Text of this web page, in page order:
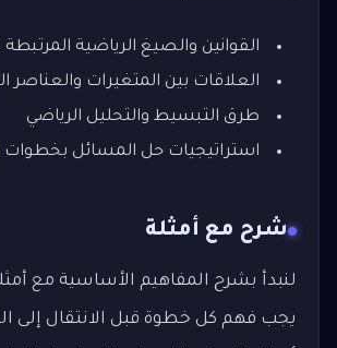
القوانين والصيغ الرياضية
العلاقات بين المتغيرات والعناصر
طرق التبسيط والتحليل الرياضي
استراتيجيات حل المسائل
شرح مع أمثلة
لنبدأ بشرح المفاهيم الأساسية مع
يجب فهم كل خطوة قبل الانتقال إلى